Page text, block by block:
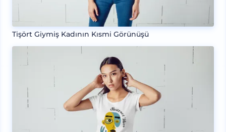
Tişört Giymiş Kadının Kısmi Görünüşü